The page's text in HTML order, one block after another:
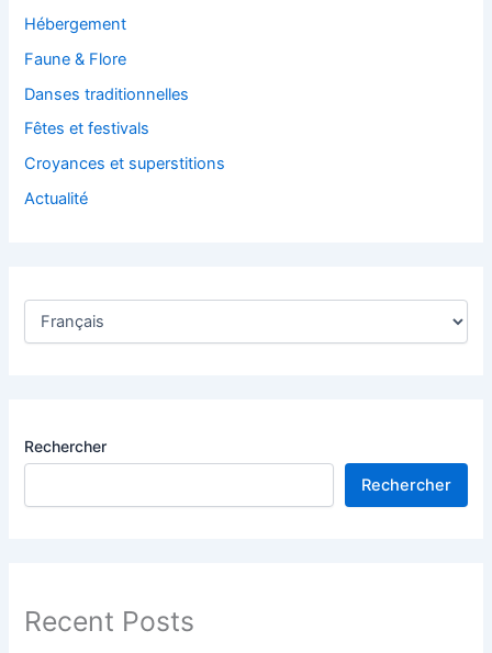
Hébergement
Faune & Flore
Danses traditionnelles
Fêtes et festivals
Croyances et superstitions
Actualité
Rechercher
Rechercher
Recent Posts